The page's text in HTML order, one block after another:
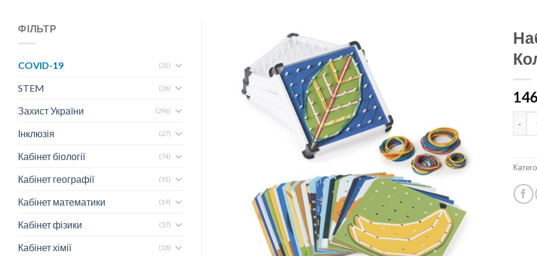
ФІЛЬТР
COVID-19 (31)
STEM (26)
Захист України (296)
Інклюзія (27)
Кабінет біології (74)
Кабінет географії (91)
Кабінет математики (19)
Кабінет фізики (37)
Кабінет хімії (18)